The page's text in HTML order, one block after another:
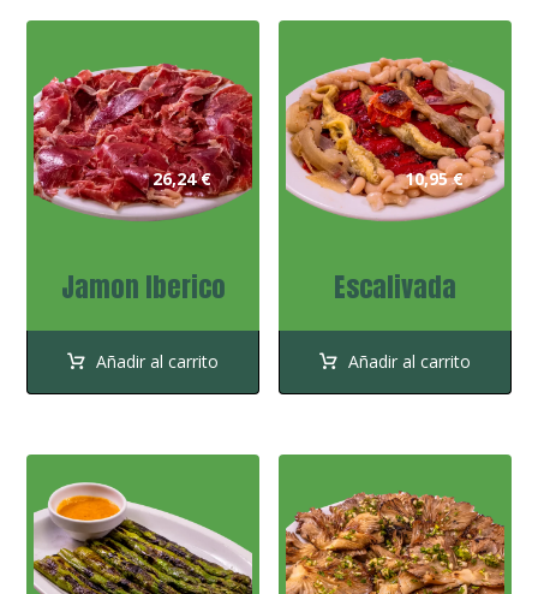
Jamon Iberico
26,24€
Añadir al carrito
Escalivada
10,95€
Añadir al carrito